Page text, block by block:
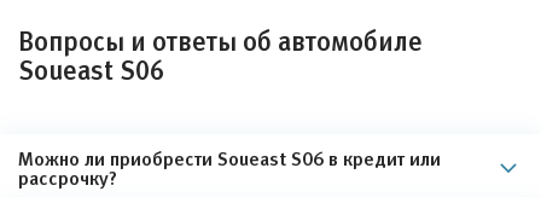
Вопросы и ответы об автомобиле
Soueast S06
Можно ли приобрести Soueast S06 в кредит или
рассрочку?